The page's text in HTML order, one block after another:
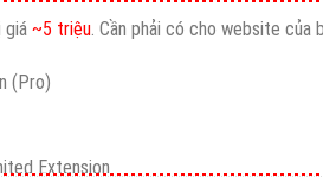
giá ~5 triệu . Cần phải có cho website của
(Pro)
Extension